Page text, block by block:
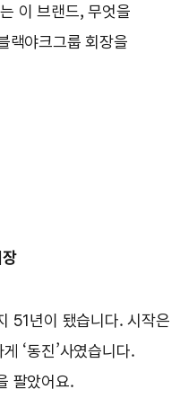
이 브랜드, 무엇을
랙야크그룹 회장을
51년이 됐습니다. 시작은
‘동진’사였습니다.
팔았어요.